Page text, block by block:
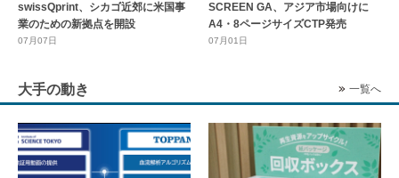
swissQprint、シカゴ近郊に⽶国事
業のための新拠点を開設
07月07日
SCREEN GA、アジア市場向けに
A4・8ページサイズCTP発売
07月01日
大手の動き 一覧へ